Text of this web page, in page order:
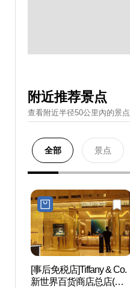
附近推荐景点
查看附近半径50公里內的景
全部 景点
[事后免税店]Tiffany & Co.
新世界百货商店总店(티